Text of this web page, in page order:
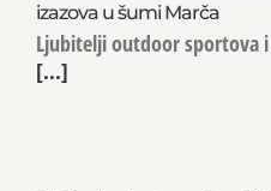
izazova u šumi Marča
Ljubitelji outdoor sportova
[...]